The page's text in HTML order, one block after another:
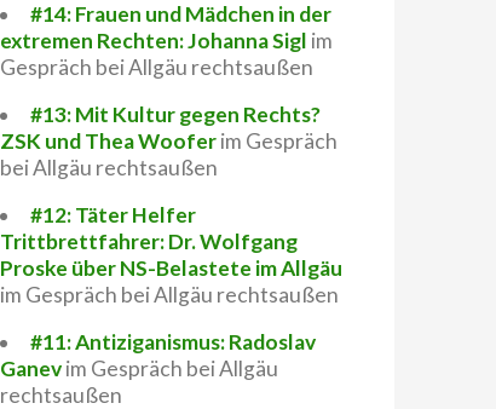
#14: Frauen und Mädchen in der
extremen Rechten: Johanna Sigl im
Gespräch bei Allgäu rechtsaußen
#13: Mit Kultur gegen Rechts?
ZSK und Thea Wooferim Gespräch
bei Allgäu rechtsaußen
#12: Täter Helfer
Trittbrettfahrer: Dr. Wolfgang
Proske über NS-Belastete im Allgäu
im Gespräch bei Allgäu rechtsaußen
#11: Antiziganismus: Radoslav
Ganevim Gespräch bei Allgäu
rechtsaußen